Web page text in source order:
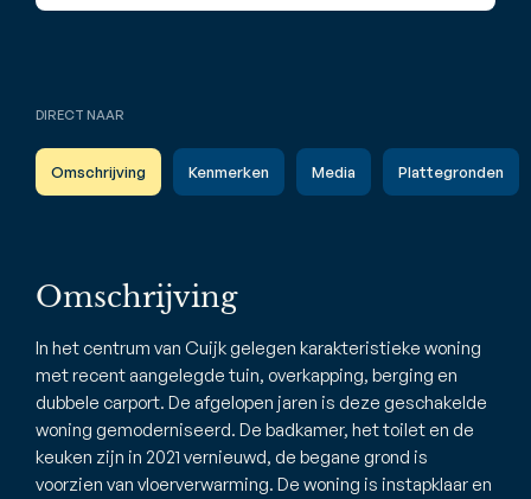
DIRECT NAAR
Omschrijving Kenmerken Media Plattegronden
Omschrijving
In het centrum van Cuijk gelegen karakteristieke woning
met recent aangelegde tuin, overkapping, berging en
dubbele carport. De afgelopen jaren is deze geschakelde
woning gemoderniseerd. De badkamer, het toilet en de
keuken zijn in 2021 vernieuwd, de begane grond is
voorzien van vloerverwarming. De woning is instapklaar en